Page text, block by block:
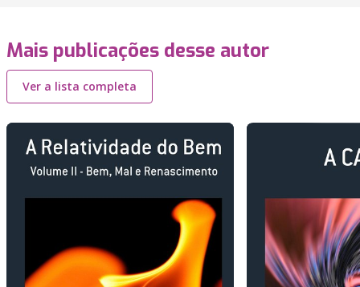
Mais publicações desse autor
Ver a lista completa